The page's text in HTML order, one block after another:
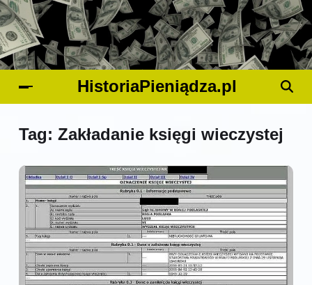
HistoriaPieniądza.pl
Tag: Zakładanie księgi wieczystej